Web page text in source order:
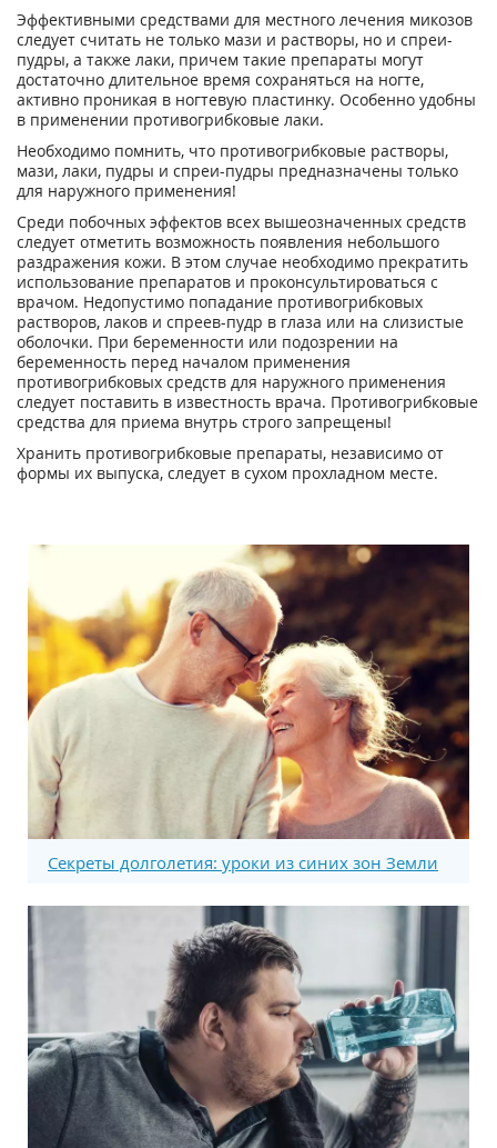
Эффективными средствами для местного лечения микозов
следует считать не только мази и растворы, но и спреи-
пудры, а также лаки, причем такие препараты могут
достаточно длительное время сохраняться на ногте,
активно проникая в ногтевую пластинку. Особенно удобны
в применении противогрибковые лаки.
Необходимо помнить, что противогрибковые растворы,
мази, лаки, пудры и спреи-пудры предназначены только
для наружного применения!
Среди побочных эффектов всех вышеозначенных средств
следует отметить возможность появления небольшого
раздражения кожи. В этом случае необходимо прекратить
использование препаратов и проконсультироваться с
врачом. Недопустимо попадание противогрибковых
растворов, лаков и спреев-пудр в глаза или на слизистые
оболочки. При беременности или подозрении на
беременность перед началом применения
противогрибковых средств для наружного применения
следует поставить в известность врача. Противогрибковые
средства для приема внутрь строго запрещены!
Хранить противогрибковые препараты, независимо от
формы их выпуска, следует в сухом прохладном месте.
Секреты долголетия: уроки из синих зон Земли